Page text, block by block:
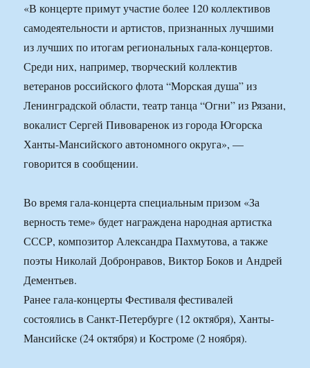
«В концерте примут участие более 120 коллективов
самодеятельности и артистов, признанных лучшими
из лучших по итогам региональных гала-концертов.
Среди них, например, творческий коллектив
ветеранов российского флота “Морская душа” из
Ленинградской области, театр танца “Огни” из Рязани,
вокалист Сергей Пивоваренок из города Югорска
Ханты-Мансийского автономного округа», —
говорится в сообщении.
Во время гала-концерта специальным призом «За
верность теме» будет награждена народная артистка
СССР, композитор Александра Пахмутова, а также
поэты Николай Добронравов, Виктор Боков и Андрей
Дементьев.
Ранее гала-концерты Фестиваля фестивалей
состоялись в Санкт-Петербурге (12 октября), Ханты-
Мансийске (24 октября) и Костроме (2 ноября).